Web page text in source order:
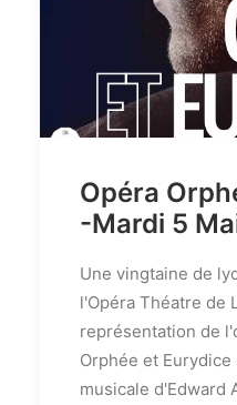
Opéra
-Mardi 5
Une vingtaine de
l'Opéra Théatre de
représentation de
Orphée et
musicale d'Edward